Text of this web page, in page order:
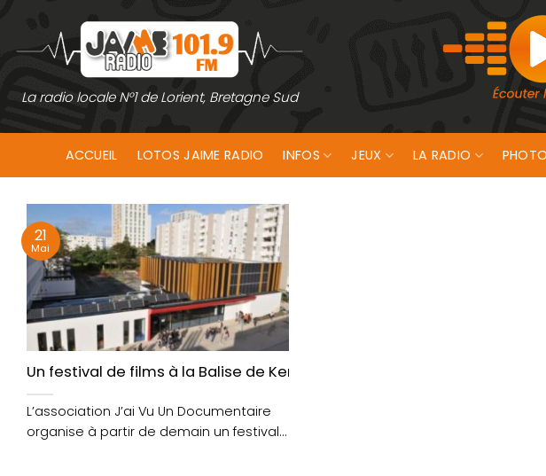
contenu
La radio locale N°1 de Lorient, Bretagne Sud
ACCUEIL LOTOS JAIME RADIO INFOS JEUX LA RADIO
Un festival de films à la Balise de Kervénanec
L’association J’ai Vu Un Documentaire
organise à partir de demain un festival
21
Mai